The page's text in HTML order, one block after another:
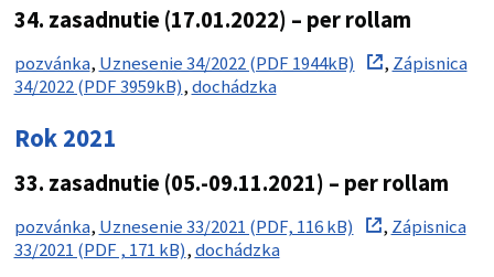
34. zasadnutie (17.01.2022) – per rollam
pozvánka, Uznesenie 34/2022 (PDF 1944kB) , Zápisnica
34/2022 (PDF 3959kB),dochádzka
Rok 2021
33. zasadnutie (05.-09.11.2021) – per rollam
pozvánka, Uznesenie 33/2021 (PDF, 116 kB) , Zápisnica
33/2021 (PDF , 171 kB),dochádzka